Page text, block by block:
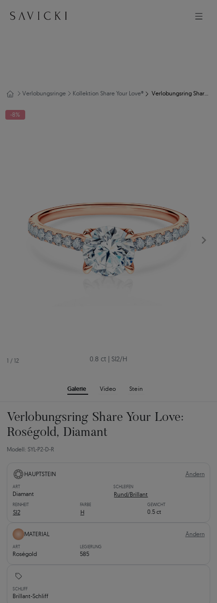
Verlobungsringe Kollektion Share Your Love® Verlobungsring Share Your Love: Roségold, Diamant
1 / 12
Galerie Video Stein
-8%
0.8 ct | SI2/H
Verlobungsring Share Your Love:
Roségold, Diamant
Modell: SYL-P2-D-R
HAUPTSTEIN Ändern
ART
Diamant
SCHLEIFEN
Rund/Brillant
REINHEIT
SI2
FARBE
H
GEWICHT
0.5 ct
MATERIAL Ändern
ART
Roségold
LEGIERUNG
585
SCHLIFF
Brillant-Schliff